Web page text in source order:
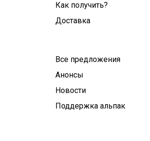
Как получить?
Доставка
Все предложения
Анонсы
Новости
Поддержка альпак